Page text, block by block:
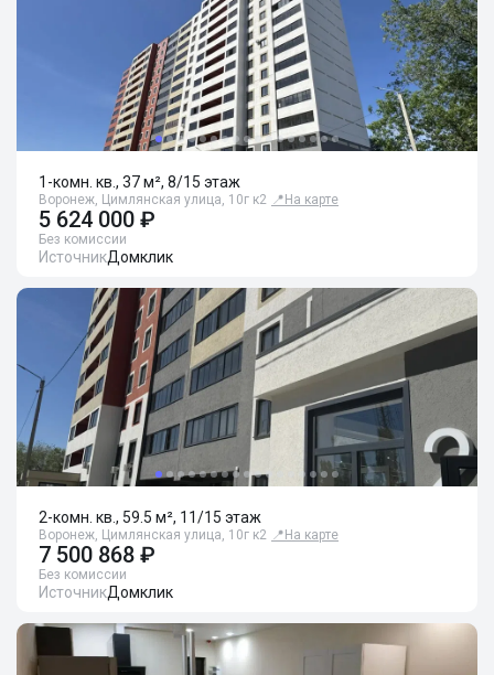
1-комн. кв., 37 м², 8/15 этаж
Воронеж, Цимлянская улица, 10г к2 📍 На карте
5 624 000 ₽
Без комиссии
ИсточникДомклик
2-комн. кв., 59.5 м², 11/15 этаж
Воронеж, Цимлянская улица, 10г к2 📍 На карте
7 500 868 ₽
Без комиссии
ИсточникДомклик